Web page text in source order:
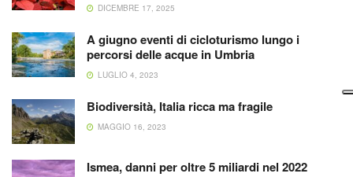
DICEMBRE 17, 2025
A giugno eventi di cicloturismo lungo i
percorsi delle acque in Umbria
LUGLIO 4, 2023
Biodiversità, Italia ricca ma fragile
MAGGIO 16, 2023
Ismea, danni per oltre 5 miliardi nel 2022